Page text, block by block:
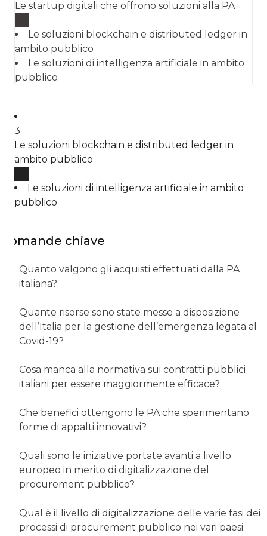
Le startup digitali che offrono soluzioni alla PA
Le soluzioni blockchain e distributed ledger in
ambito pubblico
Le soluzioni di intelligenza artificiale in ambito
pubblico
3
Le soluzioni blockchain e distributed ledger in
ambito pubblico
Le soluzioni di intelligenza artificiale in ambito
pubblico
Domande chiave
Quanto valgono gli acquisti effettuati dalla PA
italiana?
Quante risorse sono state messe a disposizione
dell’Italia per la gestione dell’emergenza legata al
Covid-19?
Cosa manca alla normativa sui contratti pubblici
italiani per essere maggiormente efficace?
Che benefici ottengono le PA che sperimentano
forme di appalti innovativi?
Quali sono le iniziative portate avanti a livello
europeo in merito di digitalizzazione del
procurement pubblico?
Qual è il livello di digitalizzazione delle varie fasi dei
processi di procurement pubblico nei vari paesi